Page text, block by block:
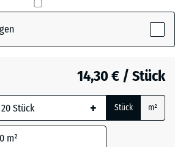
14,30 € / Stück
+ Stück m²
0 m²